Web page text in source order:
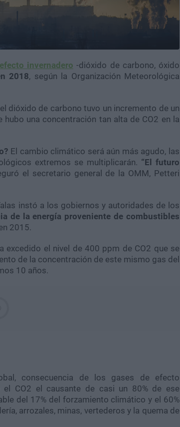
invernadero -dióxido de carbono, óxido
2018, según la Organización Meteorológica
dióxido de carbono tuvo un incremento de un
una concentración tan alta de CO2 en la
El cambio climático será aún más agudo, las
extremos se multiplicarán. “El futuro
el secretario general de la OMM, Petteri
instó a los gobiernos y autoridades de los
de la energía proveniente de combustibles
2015.
excedido el nivel de 400 ppm de CO2 que se
de la concentración de este mismo gas del
10 años.
consecuencia de los gases de efecto
el CO2 el causante de casi un 80% de ese
del 17% del forzamiento climático y el 60%
arrozales, minas, vertederos y la quema de